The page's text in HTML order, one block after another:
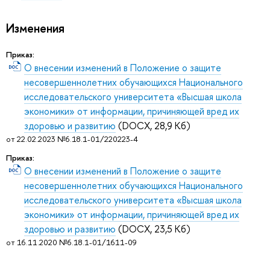
Изменения
Приказ:
О внесении изменений в Положение о защите
несовершеннолетних обучающихся Национального
исследовательского университета «Высшая школа
экономики» от информации, причиняющей вред их
здоровью и развитию (DOCX, 28,9 Кб)
от 22.02.2023 №6.18.1-01/220223-4
Приказ:
О внесении изменений в Положение о защите
несовершеннолетних обучающихся Национального
исследовательского университета «Высшая школа
экономики» от информации, причиняющей вред их
здоровью и развитию (DOCX, 23,5 Кб)
от 16.11.2020 №6.18.1-01/1611-09